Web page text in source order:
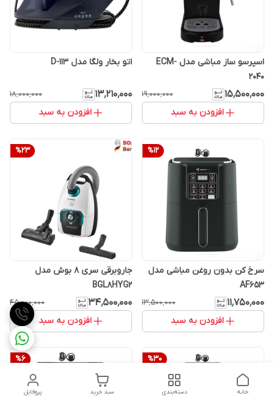
اسپرسو ساز مباشی مدل ECM-
2040
۱۵٬۵۰۰٬۰۰۰ ۱۹٬۰۰۰٬۰۰۰
افزودن به سبد
اتو بخار ولگا مدل 113-D
۱۳٬۲۱۰٬۰۰۰ ۱۸٬۰۰۰٬۰۰۰
افزودن به سبد
%12
سرخ کن بدون روغن مباشی مدل
AF653
۱۱٬۷۵۰٬۰۰۰ ۱۳٬۵۰۰٬۰۰۰
افزودن به سبد
%23
جاروبرقی سری 8 بوش مدل
BGL8HYG2
۳۴٬۵۰۰٬۰۰۰ ۴۵٬۰۰۰٬۰۰۰
افزودن به سبد
%30
%6
پروفایل سبد خرید دسته‌بندی خانه